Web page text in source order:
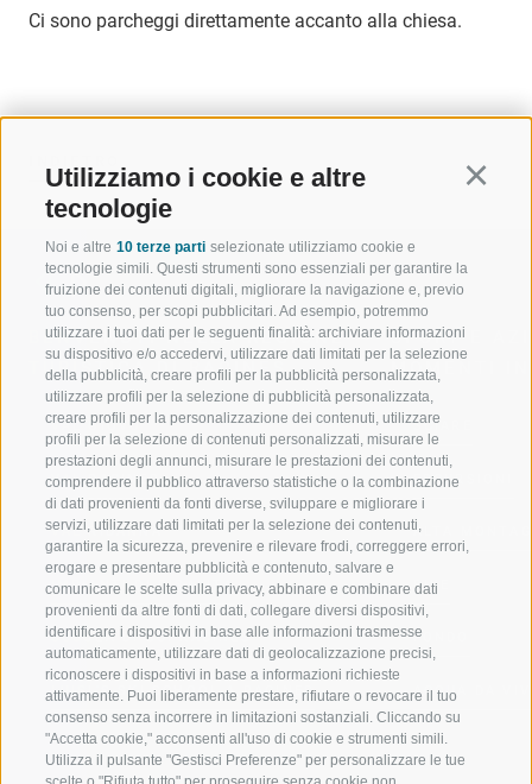
Utilizziamo i cookie e altre
tecnologie
Noi e altre 10 terze parti selezionate utilizziamo cookie e
tecnologie simili. Questi strumenti sono essenziali per garantire la
fruizione dei contenuti digitali, migliorare la navigazione e, previo
tuo consenso, per scopi pubblicitari. Ad esempio, potremmo
utilizzare i tuoi dati per le seguenti finalità: archiviare informazioni
su dispositivo e/o accedervi, utilizzare dati limitati per la selezione
della pubblicità, creare profili per la pubblicità personalizzata,
utilizzare profili per la selezione di pubblicità personalizzata,
creare profili per la personalizzazione dei contenuti, utilizzare
profili per la selezione di contenuti personalizzati, misurare le
prestazioni degli annunci, misurare le prestazioni dei contenuti,
comprendere il pubblico attraverso statistiche o la combinazione
di dati provenienti da fonti diverse, sviluppare e migliorare i
servizi, utilizzare dati limitati per la selezione dei contenuti,
garantire la sicurezza, prevenire e rilevare frodi, correggere errori,
erogare e presentare pubblicità e contenuto, salvare e
comunicare le scelte sulla privacy, abbinare e combinare dati
provenienti da altre fonti di dati, collegare diversi dispositivi,
identificare i dispositivi in base alle informazioni trasmesse
automaticamente, utilizzare dati di geolocalizzazione precisi,
riconoscere i dispositivi in base a informazioni richieste
attivamente. Puoi liberamente prestare, rifiutare o revocare il tuo
consenso senza incorrere in limitazioni sostanziali. Cliccando su
"Accetta cookie," acconsenti all'uso di cookie e strumenti simili.
Utilizza il pulsante "Gestisci Preferenze" per personalizzare le tue
Ci sono parcheggi direttamente accanto alla chiesa.
BENVENUTI NELLA REGIONE
TURISTICA DI RACINES
VAL GIOVO
VAL RACINES
VAL RIDANNA
IMPIANTI DI RISALITA
SCUOLA DI SCI RACINES
LUISL'S SKI SCHOOL A RACINES
SPORT E
MOMENTI
SCIARE
ESCURSIONI
ALTA
BIKE
FONDO
ACQUA DA